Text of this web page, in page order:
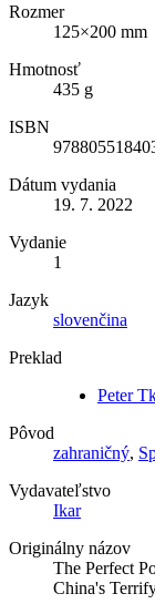
Rozmer
125×200 mm
Hmotnosť
435 g
ISBN
Dátum vydania
19. 7. 2022
Vydanie
1
Jazyk
slovenčina
Preklad
Peter
Pôvod
zahraničný,
Vydavateľstvo
Ikar
Originálny názov
The Perfect
China's